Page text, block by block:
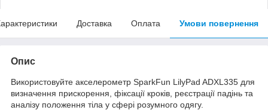
Доставка Оплата Умови повернення
Опис
Використовуйте акселерометр SparkFun LilyPad ADXL335 для
визначення прискорення, фіксації кроків, реєстрації падінь та
аналізу положення тіла у сфері розумного одягу.